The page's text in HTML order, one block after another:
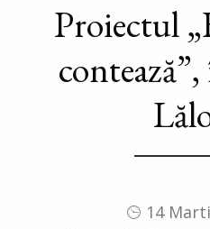
Proiectul
14